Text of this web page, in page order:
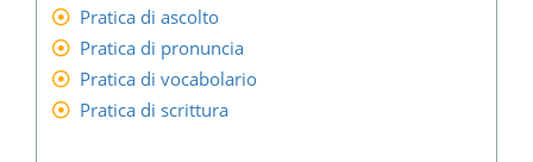
Pratica di ascolto
Pratica di pronuncia
Pratica di vocabolario
Pratica di scrittura